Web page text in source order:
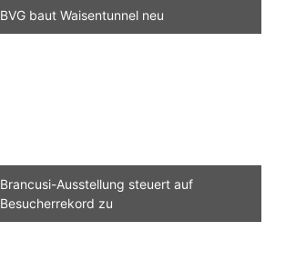
BVG baut Waisentunnel neu
Brancusi-Ausstellung steuert auf
Besucherrekord zu